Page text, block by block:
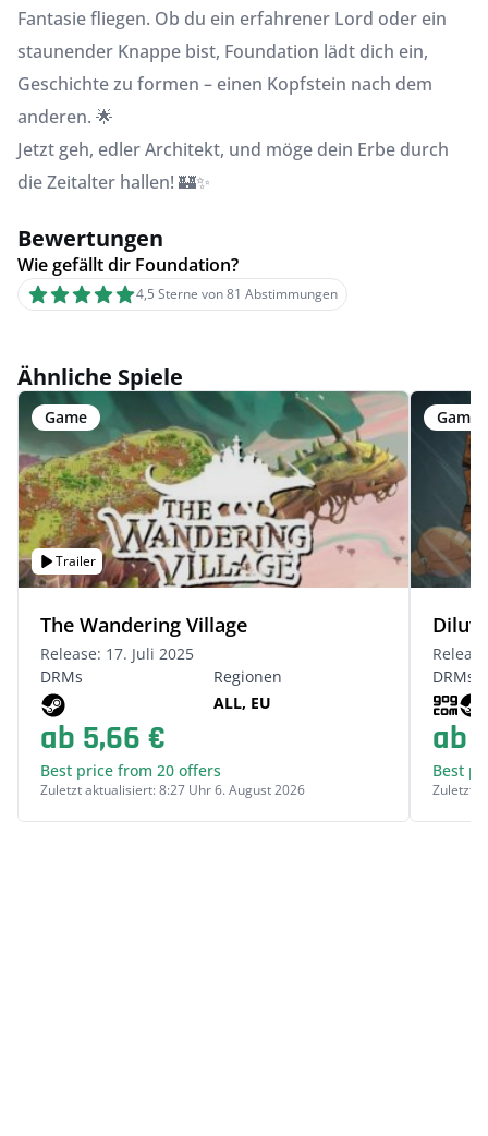
Fantasie fliegen. Ob du ein erfahrener Lord oder ein
staunender Knappe bist, Foundation lädt dich ein,
Geschichte zu formen – einen Kopfstein nach dem
anderen. 🌟
Jetzt geh, edler Architekt, und möge dein Erbe durch
die Zeitalter hallen! 🏰✨
Bewertungen
Wie gefällt dir Foundation?
4,5 Sterne von 81 Abstimmungen
Ähnliche Spiele
Game
Trailer
The Wandering Village
Release: 17. Juli 2025
DRMs
Regionen
ALL, EU
ab 5,66 €
Best price from 20 offers
Zuletzt aktualisiert: 8:27 Uhr 6. August 2026
Game
DRMs
ab
Best
Zuletzt